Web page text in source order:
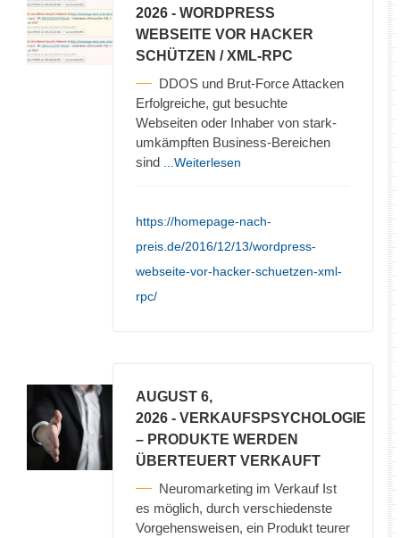
2026 - WORDPRESS
WEBSEITE VOR HACKER
SCHÜTZEN / XML-RPC
DDOS und Brut-Force Attacken
Erfolgreiche, gut besuchte
Webseiten oder Inhaber von stark-
umkämpften Business-Bereichen
sind
...Weiterlesen
https://homepage-nach-
preis.de/2016/12/13/wordpress-
webseite-vor-hacker-schuetzen-xml-
rpc/
AUGUST 6,
2026 - VERKAUFSPSYCHOLOGIE
– PRODUKTE WERDEN
ÜBERTEUERT VERKAUFT
Neuromarketing im Verkauf Ist
es möglich, durch verschiedenste
Vorgehensweisen, ein Produkt teurer